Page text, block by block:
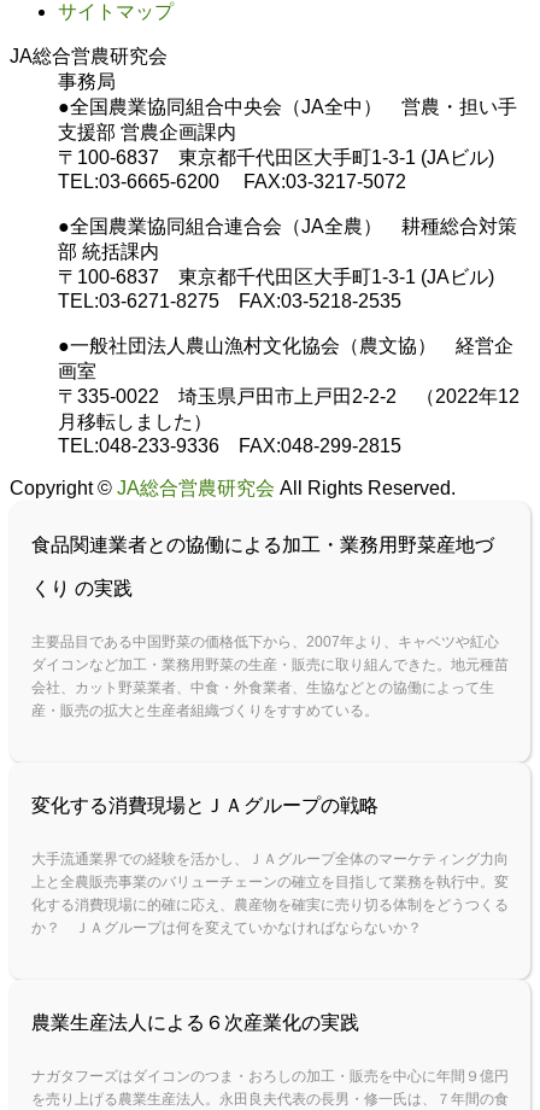
サイトマップ
JA総合営農研究会
事務局
●全国農業協同組合中央会（JA全中） 営農・担い手
支援部 営農企画課内
〒100-6837 東京都千代田区大手町1-3-1 (JAビル)
TEL:03-6665-6200 FAX:03-3217-5072
●全国農業協同組合連合会（JA全農） 耕種総合対策
部 統括課内
〒100-6837 東京都千代田区大手町1-3-1 (JAビル)
TEL:03-6271-8275 FAX:03-5218-2535
●一般社団法人農山漁村文化協会（農文協） 経営企
画室
〒335-0022 埼玉県戸田市上戸田2-2-2 （2022年12
月移転しました）
TEL:048-233-9336 FAX:048-299-2815
Copyright © JA総合営農研究会 All Rights Reserved.
食品関連業者との協働による加工・業務用野菜産地づ
くり の実践
主要品目である中国野菜の価格低下から、2007年より、キャベツや紅心
ダイコンなど加工・業務用野菜の生産・販売に取り組んできた。地元種苗
会社、カット野菜業者、中食・外食業者、生協などとの協働によって生
産・販売の拡大と生産者組織づくりをすすめている。
変化する消費現場とＪＡグループの戦略
大手流通業界での経験を活かし、ＪＡグループ全体のマーケティング力向
上と全農販売事業のバリューチェーンの確立を目指して業務を執行中。変
化する消費現場に的確に応え、農産物を確実に売り切る体制をどうつくる
か？ ＪＡグループは何を変えていかなければならないか？
農業生産法人による６次産業化の実践
ナガタフーズはダイコンのつま・おろしの加工・販売を中心に年間９億円
を売り上げる農業生産法人。永田良夫代表の長男・修一氏は、７年間の食